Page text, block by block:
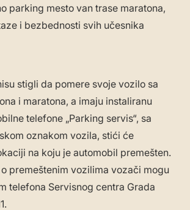
parking mesto van trase maratona,
i bezbednosti svih učesnika
stigli da pomere svoje vozilo sa
i maratona, a imaju instaliranu
telefone „Parking servis“, sa
oznakom vozila, stići će
na koju je automobil premešten.
premeštenim vozilima vozači mogu
telefona Servisnog centra Grada